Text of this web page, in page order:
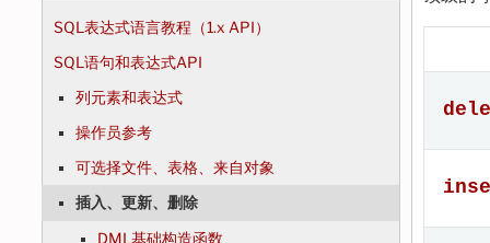
SQL表达式语言教程（1.x API）
SQL语句和表达式API
列元素和表达式
操作员参考
可选择文件、表格、来自对象
插入、更新、删除
DML基础构造函数